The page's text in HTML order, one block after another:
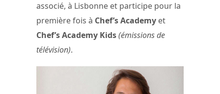
associé, à Lisbonne et participe pour la
première fois à Chef’s Academy et
Chef’s Academy Kids(émissions de
télévision).